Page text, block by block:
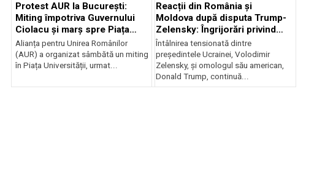
Protest AUR la București:
Miting împotriva Guvernului
Ciolacu și marș spre Piața
Victoriei
Alianța pentru Unirea Românilor
(AUR) a organizat sâmbătă un miting
în Piața Universității, urmat...
Reacții din România și
Moldova după disputa Trump-
Zelensky: Îngrijorări privind
securitatea regională
Întâlnirea tensionată dintre
președintele Ucrainei, Volodimir
Zelensky, și omologul său american,
Donald Trump, continuă...